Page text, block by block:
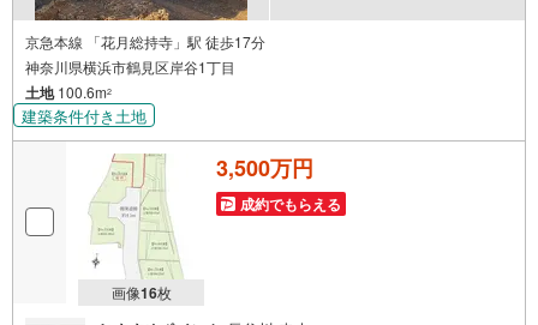
京急本線 「花月総持寺」駅 徒歩17分
神奈川県横浜市鶴見区岸谷1丁目
土地100.6m2
建築条件付き土地
画像16枚
3,500万円
成約でもらえる